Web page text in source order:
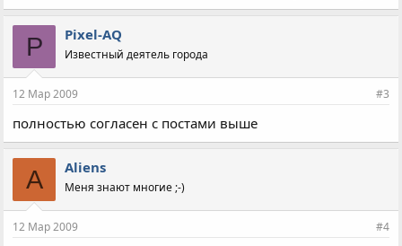
P Pixel-AQ
Известный деятель города
12 Мар 2009 #3
полностью согласен с постами выше
A Aliens
Меня знают многие ;-)
12 Мар 2009 #4